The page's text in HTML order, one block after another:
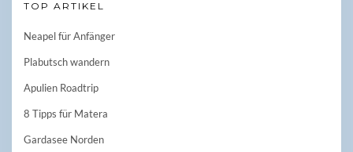
TOP ARTIKEL
Neapel für Anfänger
Plabutsch wandern
Apulien Roadtrip
8 Tipps für Matera
Gardasee Norden